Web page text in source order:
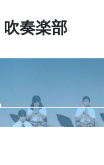
吹奏楽部